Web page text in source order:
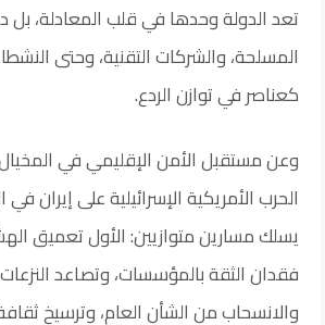
تعد الدولة وحدها في قلب المعادلة، بل
المسلحة، والشركات التقنية، وحتى
كعناصر في توازن الردع.
وعن مستقبل الأمن الإقليمي في المخيال
الحرب الأمريكية الإسرائيلية على إيران
يسلك مسارين متوازيين: الأول تعميق
فقدان الثقة بالمؤسسات، وتصاعد
والانسحاب من الشأن العام، وترسيخ